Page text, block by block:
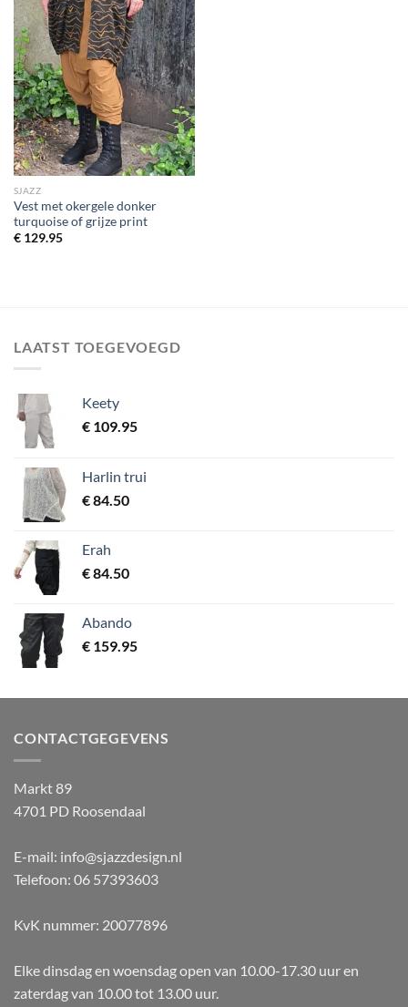
SJAZZ
Vest met okergele donker
turquoise of grijze print
€129.95
LAATST TOEGEVOEGD
Keety
€ 109.95
Harlin trui
€84.50
Erah
€84.50
Abando
€ 159.95
CONTACTGEGEVENS
Markt 89
4701 PD Roosendaal
E-mail: info@sjazzdesign.nl
Telefoon: 06 57393603
KvK nummer: 20077896
Elke dinsdag en woensdag open van 10.00-17.30 uur en
zaterdag van 10.00 tot 13.00 uur.